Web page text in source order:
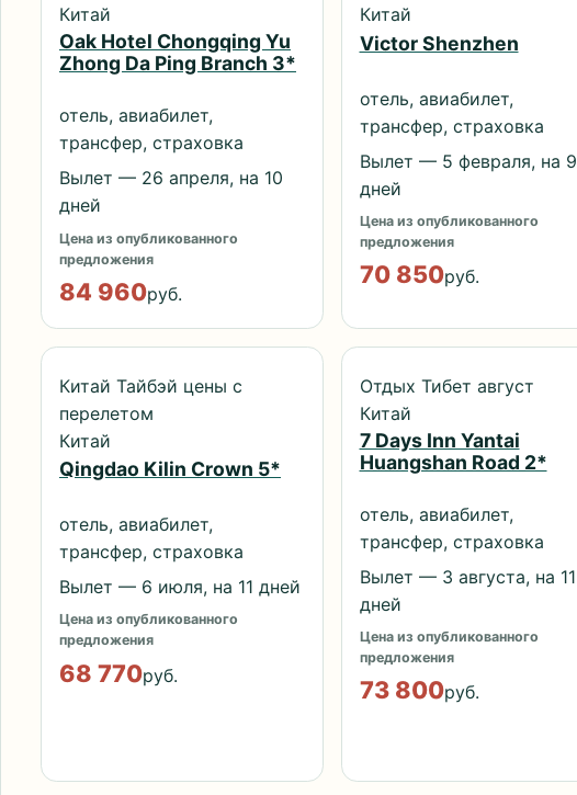
Китай
Oak Hotel Chongqing Yu
Zhong Da Ping Branch 3*
отель, авиабилет,
трансфер, страховка
Вылет — 26 апреля, на 10
дней
Цена из опубликованного
предложения
84 960руб.
Китай
Victor Shenzhen
отель, авиабилет,
трансфер, страховка
Вылет — 5 февраля, на 9
дней
Цена из опубликованного
предложения
70 850руб.
Китай Тайбэй цены с
перелетом
Китай
Qingdao Kilin Crown 5*
отель, авиабилет,
трансфер, страховка
Вылет — 6 июля, на 11 дней
Цена из опубликованного
предложения
68 770руб.
Отдых Тибет август
Китай
7 Days Inn Yantai
Huangshan Road 2*
отель, авиабилет,
трансфер, страховка
Вылет — 3 августа, на 11
дней
Цена из опубликованного
предложения
73 800руб.